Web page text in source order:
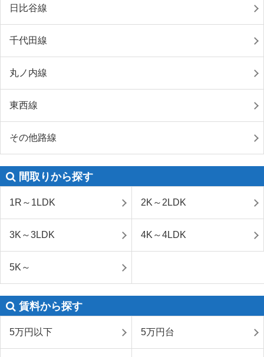
日比谷線
千代田線
丸ノ内線
東西線
その他路線
間取りから探す
1R～1LDK 2K～2LDK
3K～3LDK 4K～4LDK
5K～
賃料から探す
5万円以下 5万円台